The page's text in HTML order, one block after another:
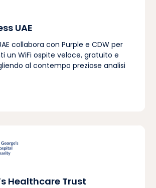
UAE
collabora con Purple e CDW per
un WiFi ospite veloce, gratuito e
al contempo preziose analisi
Healthcare Trust